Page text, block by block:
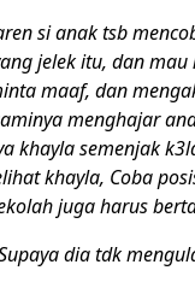
si anak tsb
jelek itu, dan
maaf, dan
menghajar
khayla semenjak
khayla, Coba
juga harus
dia tdk